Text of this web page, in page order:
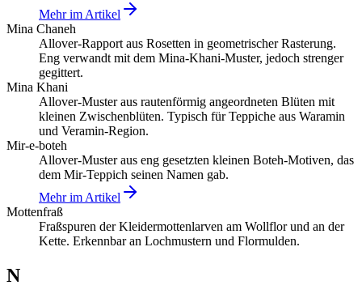
Mehr im Artikel
Mina Chaneh
Allover-Rapport aus Rosetten in geometrischer Rasterung.
Eng verwandt mit dem Mina-Khani-Muster, jedoch strenger
gegittert.
Mina Khani
Allover-Muster aus rautenförmig angeordneten Blüten mit
kleinen Zwischenblüten. Typisch für Teppiche aus Waramin
und Veramin-Region.
Mir-e-boteh
Allover-Muster aus eng gesetzten kleinen Boteh-Motiven, das
dem Mir-Teppich seinen Namen gab.
Mehr im Artikel
Mottenfraß
Fraßspuren der Kleidermottenlarven am Wollflor und an der
Kette. Erkennbar an Lochmustern und Flormulden.
N